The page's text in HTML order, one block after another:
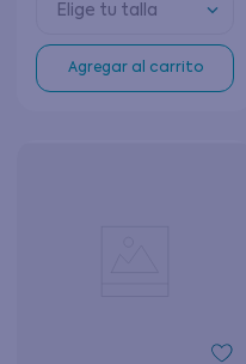
Elige tu talla
Agregar al carrito